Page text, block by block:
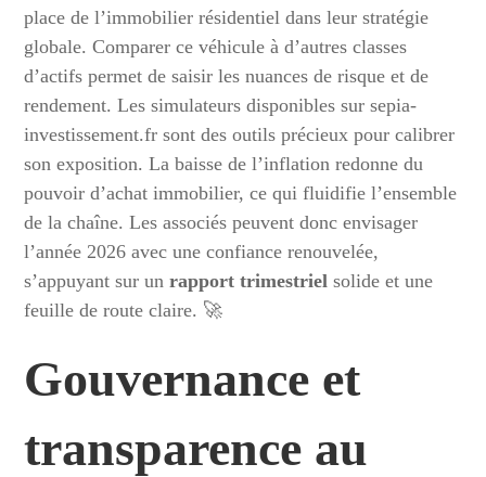
place de l’immobilier résidentiel dans leur stratégie
globale. Comparer ce véhicule à d’autres classes
d’actifs permet de saisir les nuances de risque et de
rendement. Les simulateurs disponibles sur sepia-
investissement.fr sont des outils précieux pour calibrer
son exposition. La baisse de l’inflation redonne du
pouvoir d’achat immobilier, ce qui fluidifie l’ensemble
de la chaîne. Les associés peuvent donc envisager
l’année 2026 avec une confiance renouvelée,
s’appuyant sur unrapport trimestriel solide et une
feuille de route claire. 🚀
Gouvernance et
transparence au